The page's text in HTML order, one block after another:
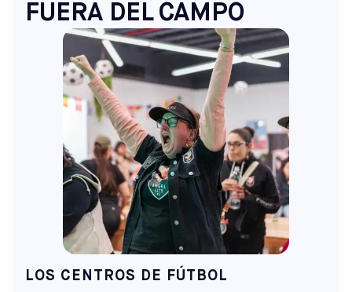
FUERA DEL CAMPO
LOS CENTROS DE FÚTBOL